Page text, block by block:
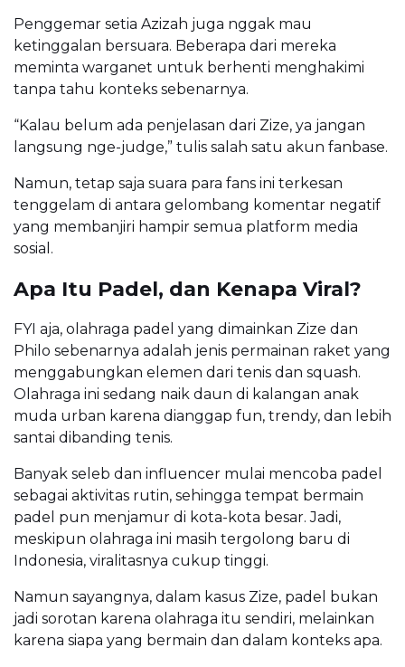
Penggemar setia Azizah juga nggak mau
ketinggalan bersuara. Beberapa dari mereka
meminta warganet untuk berhenti menghakimi
tanpa tahu konteks sebenarnya.
“Kalau belum ada penjelasan dari Zize, ya jangan
langsung nge-judge,” tulis salah satu akun fanbase.
Namun, tetap saja suara para fans ini terkesan
tenggelam di antara gelombang komentar negatif
yang membanjiri hampir semua platform media
sosial.
Apa Itu Padel, dan Kenapa Viral?
FYI aja, olahraga padel yang dimainkan Zize dan
Philo sebenarnya adalah jenis permainan raket yang
menggabungkan elemen dari tenis dan squash.
Olahraga ini sedang naik daun di kalangan anak
muda urban karena dianggap fun, trendy, dan lebih
santai dibanding tenis.
Banyak seleb dan influencer mulai mencoba padel
sebagai aktivitas rutin, sehingga tempat bermain
padel pun menjamur di kota-kota besar. Jadi,
meskipun olahraga ini masih tergolong baru di
Indonesia, viralitasnya cukup tinggi.
Namun sayangnya, dalam kasus Zize, padel bukan
jadi sorotan karena olahraga itu sendiri, melainkan
karena siapa yang bermain dan dalam konteks apa.